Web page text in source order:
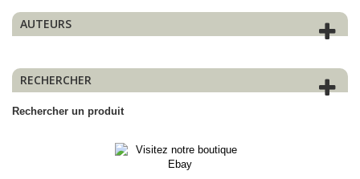
AUTEURS
RECHERCHER
Rechercher un produit